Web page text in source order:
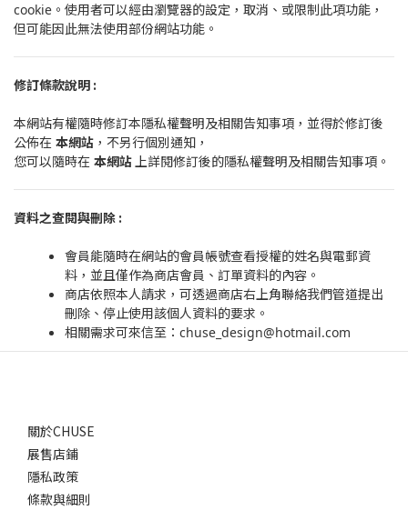
cookie。使用者可以經由瀏覽器的設定，取消、或限制此項功能，
但可能因此無法使用部份網站功能。
修訂條款說明 :
本網站有權隨時修訂本隱私權聲明及相關告知事項，並得於修訂後
公佈在 本網站 ，不另行個別通知，
您可以隨時在 本網站上詳閱修訂後的隱私權聲明及相關告知事項。
資料之查閱與刪除 :
會員能隨時在網站的會員帳號查看授權的姓名與電郵資
料，並且僅作為商店會員、訂單資料的內容。
商店依照本人請求，可透過商店右上角聯絡我們管道提出
刪除、停止使用該個人資料的要求。
相關需求可來信至：chuse_design@hotmail.com
關於CHUSE
展售店鋪
隱私政策
條款與細則